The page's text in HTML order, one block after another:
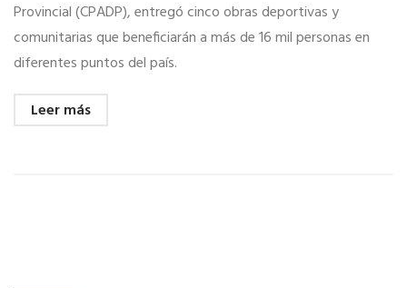
Provincial (CPADP), entregó cinco obras deportivas y
comunitarias que beneficiarán a más de 16 mil personas en
diferentes puntos del país.
Leer más